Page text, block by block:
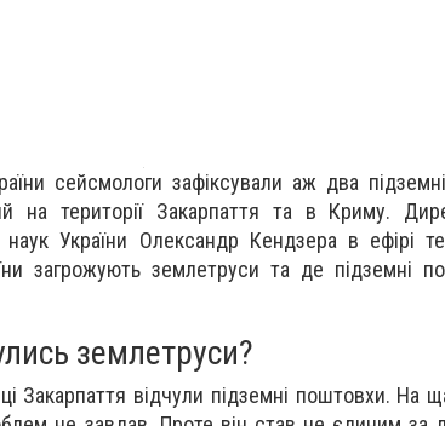
сейсмологи зафіксували аж два
на території Закарпаття та в Криму.
наук України Олександр Кендзера в ефірі
загрожують землетруси та де підземні
землетруси?
Закарпаття відчули підземні поштовхи. На